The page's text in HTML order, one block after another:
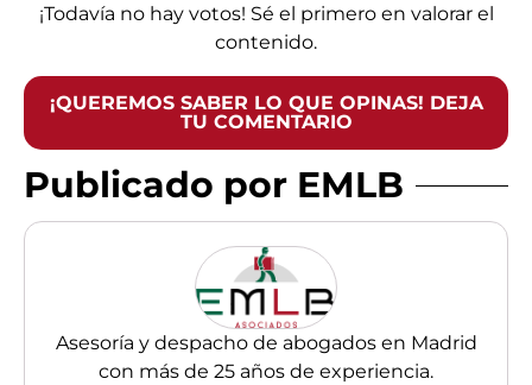
¡Todavía no hay votos! Sé el primero en valorar el
contenido.
¡QUEREMOS SABER LO QUE OPINAS! DEJA
TU COMENTARIO
Publicado por EMLB
Asesoría y despacho de abogados en Madrid
con más de 25 años de experiencia.